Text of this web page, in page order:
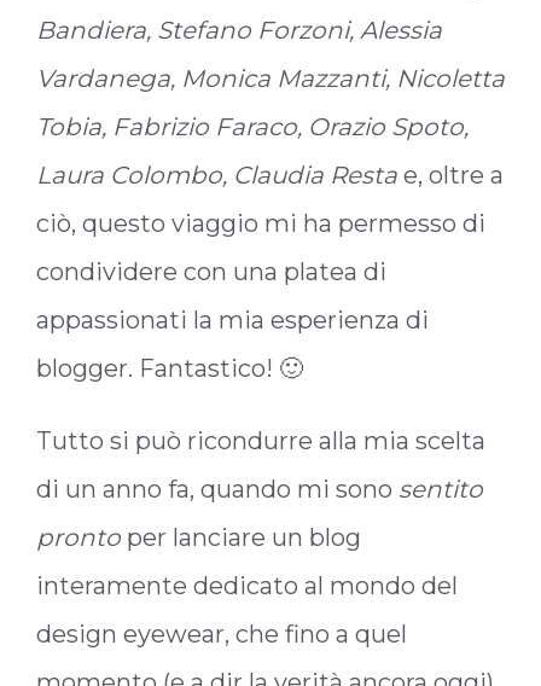
Bandiera, Stefano Forzoni, Alessia
Vardanega, Monica Mazzanti, Nicoletta
Tobia, Fabrizio Faraco, Orazio Spoto,
Laura Colombo, Claudia Resta e, oltre a
ciò, questo viaggio mi ha permesso di
condividere con una platea di
appassionati la mia esperienza di
blogger. Fantastico! 🙂
Tutto si può ricondurre alla mia scelta
di un anno fa, quando mi sono sentito
pronto per lanciare un blog
interamente dedicato al mondo del
design eyewear, che fino a quel